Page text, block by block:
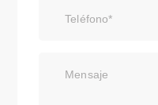
Teléfono*
Mensaje